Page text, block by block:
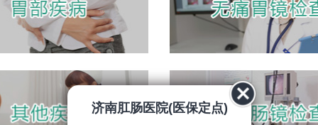
济南肛肠医院(医保定点)